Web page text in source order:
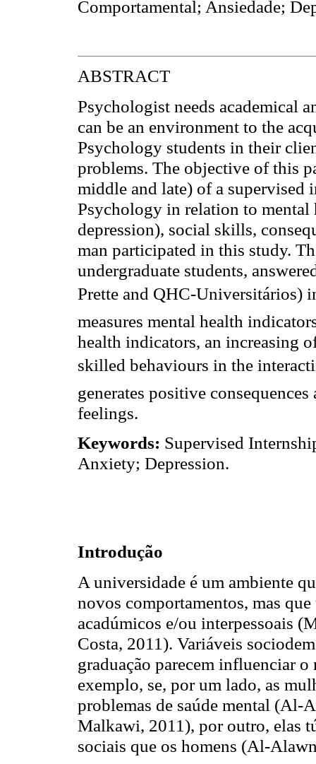
Comportamental; Ansiedade;
ABSTRACT
Psychologist needs academical
can be an environment to the
Psychology students in their
problems. The objective of this
middle and late) of a
Psychology in relation to
depression), social skills,
man participated in this study.
undergraduate students,
Prette and QHC-Universitários)
measures mental health
health indicators, an increasing
skilled behaviours in the
generates positive
feelings.
Keywords: Supervised
Anxiety; Depression.
Introdução
A universidade é um ambiente
novos comportamentos, mas
acadúmicos e/ou interpessoais
Costa, 2011). Variáveis
graduação parecem influenciar
exemplo, se, por um lado, as
problemas de saúde mental
Malkawi, 2011), por outro, elas
sociais que os homens (Al-